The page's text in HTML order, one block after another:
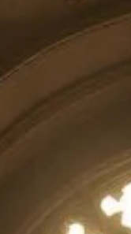
recordando
Śiva, que no hay
Yogī) finalmente se vue